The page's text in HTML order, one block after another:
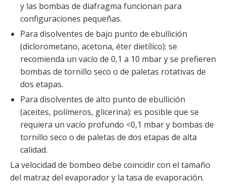
y las bombas de diafragma funcionan para
configuraciones pequeñas.
Para disolventes de bajo punto de ebullición
(diclorometano, acetona, éter dietílico): se
recomienda un vacío de 0,1 a 10 mbar y se prefieren
bombas de tornillo seco o de paletas rotativas de
dos etapas.
Para disolventes de alto punto de ebullición
(aceites, polímeros, glicerina): es posible que se
requiera un vacío profundo <0,1 mbar y bombas de
tornillo seco o de paletas de dos etapas de alta
calidad.
La velocidad de bombeo debe coincidir con el tamaño
del matraz del evaporador y la tasa de evaporación.